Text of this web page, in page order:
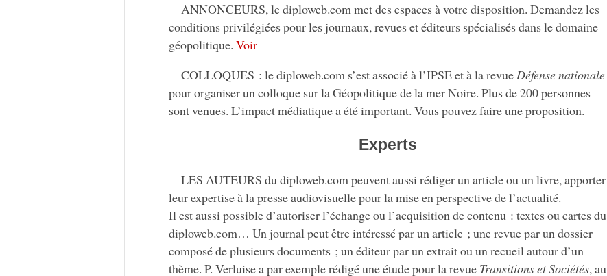
ANNONCEURS, le diploweb.com met des espaces à votre disposition. Demandez les
conditions privilégiées pour les journaux, revues et éditeurs spécialisés dans le domaine
géopolitique. Voir
COLLOQUES : le diploweb.com s’est associé à l’IPSE et à la revueDéfense nationale
pour organiser un colloque sur la Géopolitique de la mer Noire. Plus de 200 personnes
sont venues. L’impact médiatique a été important. Vous pouvez faire une proposition.
Experts
LES AUTEURS du diploweb.com peuvent aussi rédiger un article ou un livre, apporter
leur expertise à la presse audiovisuelle pour la mise en perspective de l’actualité.
Il est aussi possible d’autoriser l’échange ou l’acquisition de contenu : textes ou cartes du
diploweb.com… Un journal peut être intéressé par un article ; une revue par un dossier
composé de plusieurs documents ; un éditeur par un extrait ou un recueil autour d’un
thème. P. Verluise a par exemple rédigé une étude pour la revue Transitions et Sociétés, au